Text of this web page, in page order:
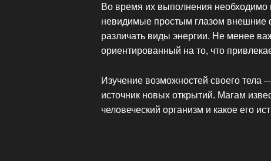
Во время их выполнения
невидимые простым глазом внешние
различать виды энергии. Не менее
ориентированный на то, что
Изучение возможностей своего тела
источник новых открытий. Магам
человеческий организм и какое его